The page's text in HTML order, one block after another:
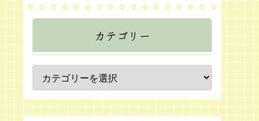
カテゴリー